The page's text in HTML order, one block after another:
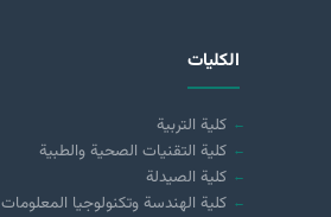
الكليات
كلية التربية
كلية التقنيات الصحية والطبية
كلية الصيدلة
كلية الهندسة وتكنولوجيا المعلومات